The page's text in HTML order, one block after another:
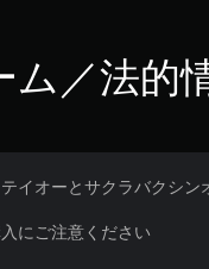
ム／法的
イオーとサクラバクシン
にご注意ください